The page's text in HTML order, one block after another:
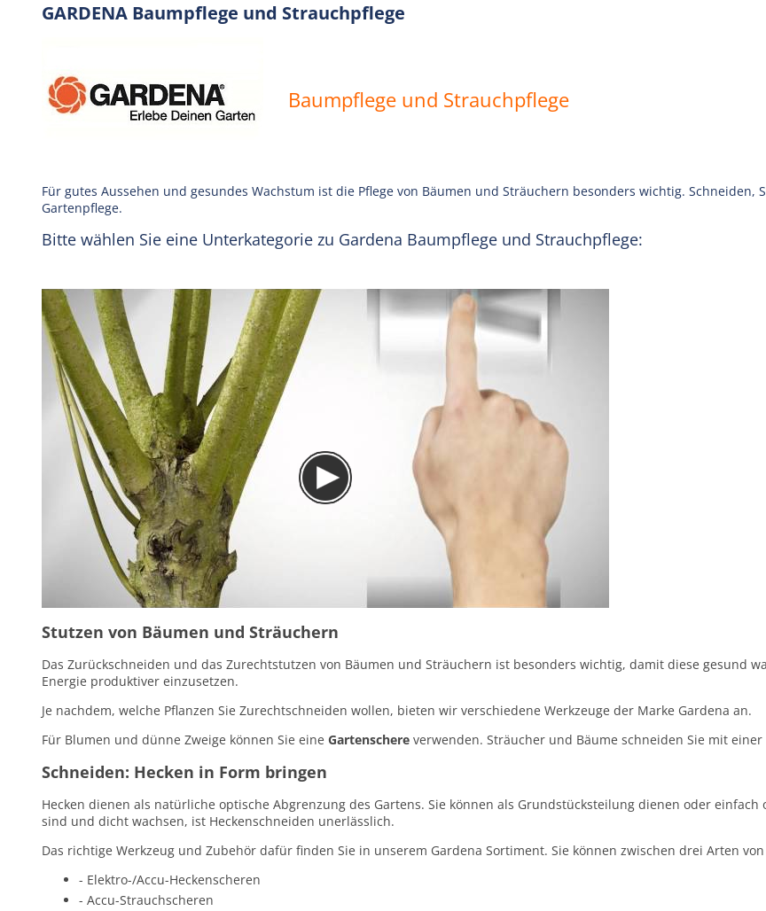
GARDENA Baumpflege und Strauchpflege
Baumpflege und Strauchpflege
Für gutes Aussehen und gesundes Wachstum ist die Pflege von Bäumen und Sträuchern besonders wichtig.
Gartenpflege.
Bitte wählen Sie eine Unterkategorie zu Gardena Baumpflege und Strauchpflege:
Stutzen von Bäumen und Sträuchern
Das Zurückschneiden und das Zurechtstutzen von Bäumen und Sträuchern ist besonders wichtig, damit diese gesund
Energie produktiver einzusetzen.
Je nachdem, welche Pflanzen Sie Zurechtschneiden wollen, bieten wir verschiedene Werkzeuge der Marke Gardena an.
Für Blumen und dünne Zweige können Sie eine Gartenschere verwenden. Sträucher und Bäume schneiden Sie mit einer
Schneiden: Hecken in Form bringen
Hecken dienen als natürliche optische Abgrenzung des Gartens. Sie können als Grundstücksteilung dienen oder
sind und dicht wachsen, ist Heckenschneiden unerlässlich.
Das richtige Werkzeug und Zubehör dafür finden Sie in unserem Gardena Sortiment. Sie können zwischen drei Arten von
- Elektro-/Accu-Heckenscheren
- Accu-Strauchscheren